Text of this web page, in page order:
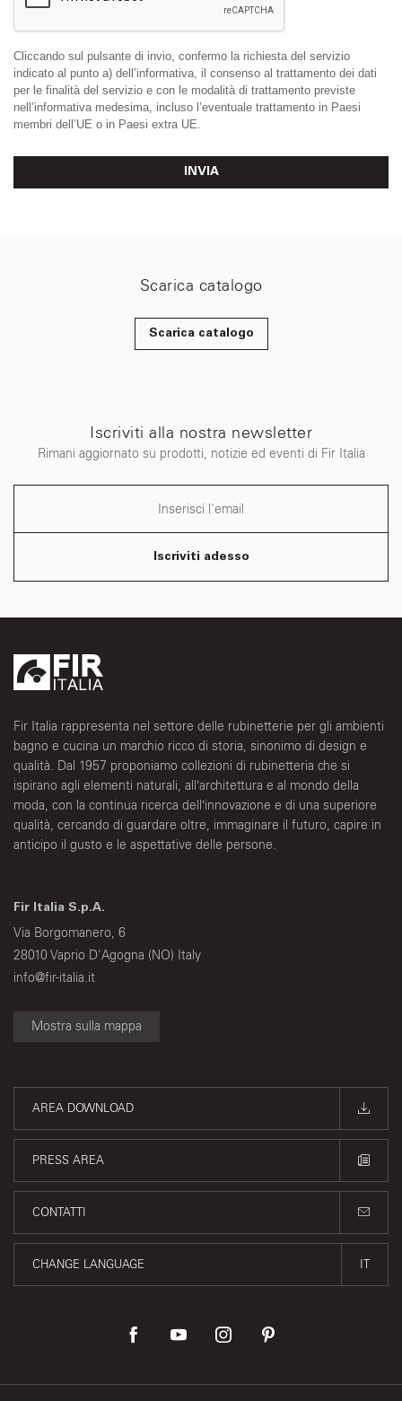
Cliccando sul pulsante di invio, confermo la richiesta del servizio
indicato al punto a) dell’informativa, il consenso al trattamento dei dati
per le finalità del servizio e con le modalità di trattamento previste
nell’informativa medesima, incluso l’eventuale trattamento in Paesi
membri dell’UE o in Paesi extra UE.
INVIA
Scarica catalogo
Scarica catalogo
Iscriviti alla nostra newsletter
Rimani aggiornato su prodotti, notizie ed eventi di Fir Italia
Iscriviti adesso
Fir Italia rappresenta nel settore delle rubinetterie per gli ambienti
bagno e cucina un marchio ricco di storia, sinonimo di design e
qualità. Dal 1957 proponiamo collezioni di rubinetteria che si
ispirano agli elementi naturali, all’architettura e al mondo della
moda, con la continua ricerca dell’innovazione e di una superiore
qualità, cercando di guardare oltre, immaginare il futuro, capire in
anticipo il gusto e le aspettative delle persone.
Fir Italia S.p.A.
Via Borgomanero, 6
28010 Vaprio D'Agogna (NO) Italy
info@fir-italia.it
Mostra sulla mappa
AREA DOWNLOAD
PRESS AREA
CONTATTI
CHANGE LANGUAGE IT